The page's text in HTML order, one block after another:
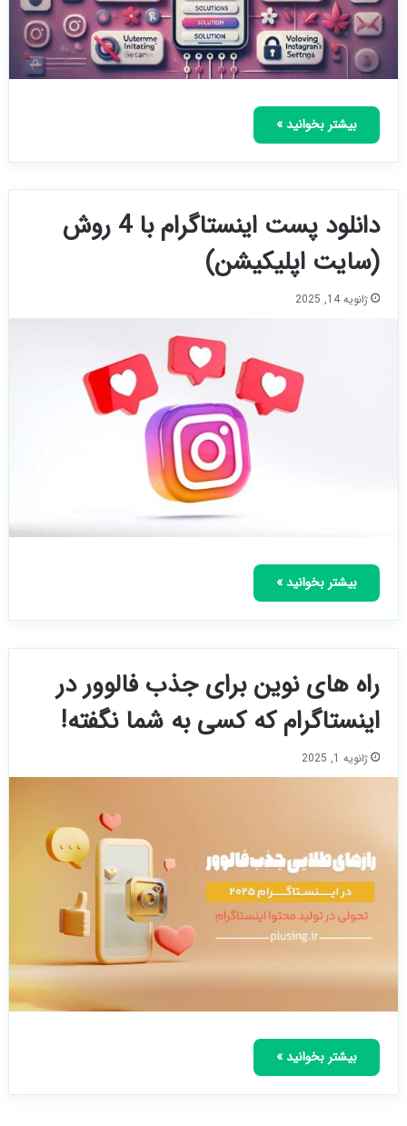
بیشتر بخوانید »
دانلود پست اینستاگرام با 4 روش
(سایت اپلیکیشن)
ژانویه 14, 2025
بیشتر بخوانید »
راه‌ های نوین برای جذب فالوور در
اینستاگرام که کسی به شما نگفته!
ژانویه 1, 2025
بیشتر بخوانید »